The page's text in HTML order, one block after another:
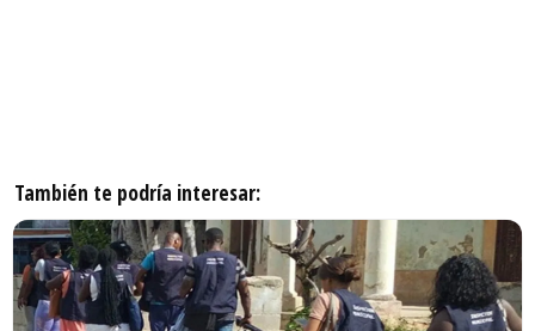
También te podría interesar: